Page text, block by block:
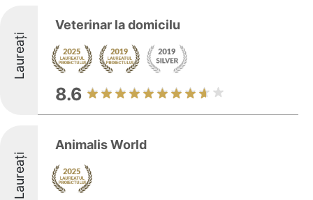
Laureați
Veterinar la domicilu
8.6
Laureați
Animalis World